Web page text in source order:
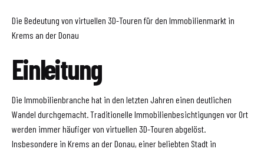
Die Bedeutung von virtuellen 3D-Touren für den Immobilienmarkt in
Krems an der Donau
Einleitung
Die Immobilienbranche hat in den letzten Jahren einen deutlichen
Wandel durchgemacht. Traditionelle Immobilienbesichtigungen vor Ort
werden immer häufiger von virtuellen 3D-Touren abgelöst.
Insbesondere in Krems an der Donau, einer beliebten Stadt in